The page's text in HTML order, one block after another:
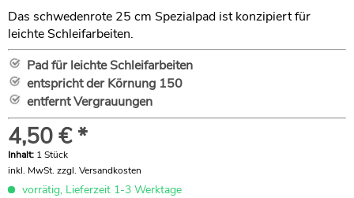
Das schwedenrote 25 cm Spezialpad ist konzipiert für
leichte Schleifarbeiten.
Pad für leichte Schleifarbeiten
entspricht der Körnung 150
entfernt Vergrauungen
4,50 € *
Inhalt: 1 Stück
inkl. MwSt. zzgl. Versandkosten
vorrätig, Lieferzeit 1-3 Werktage